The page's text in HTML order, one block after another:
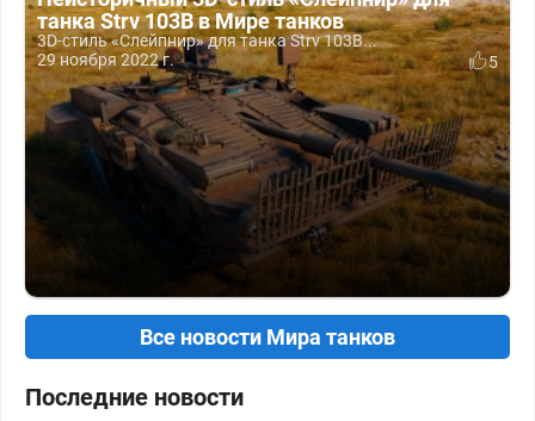
танка Strv 103B в Мире танков
3D-стиль «Слейпнир» для танка Strv 103B...
29 ноября 2022 г.
5
Все новости Мира танков
Последние новости